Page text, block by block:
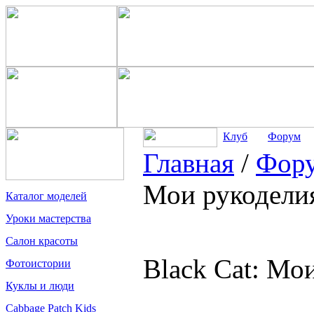
Каталог моделей
Уроки мастерства
Салон красоты
Фотоистории
Куклы и люди
Cabbage Patch Kids
Клуб Форум
Главная /
Мои
Black Cat: